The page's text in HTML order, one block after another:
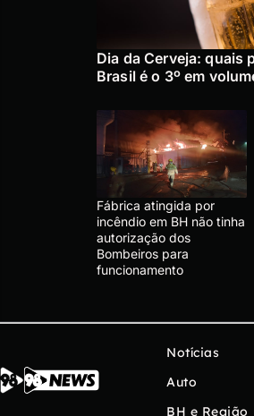
Dia da Cerveja: quais
Brasil é o 3º em
Fábrica atingida por
incêndio em BH não tinha
autorização dos
Bombeiros para
funcionamento
Notícias
Auto
BH e Região